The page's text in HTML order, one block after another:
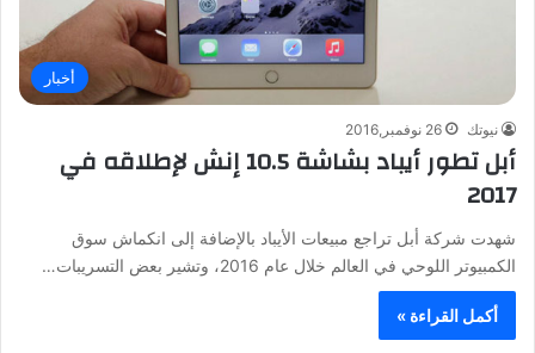
أخبار
نيوتك 26 نوفمبر,2016
أبل تطور أيباد بشاشة 10.5 إنش لإطلاقه في
2017
شهدت شركة أبل تراجع مبيعات الأيباد بالإضافة إلى انكماش سوق
الكمبيوتر اللوحي في العالم خلال عام 2016، وتشير بعض التسريبات…
أكمل القراءة »